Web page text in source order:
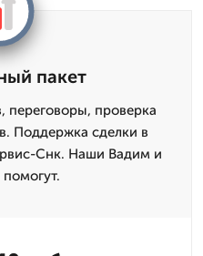
пакет
переговоры, проверка
Поддержка сделки в
Снк. Наши Вадим и